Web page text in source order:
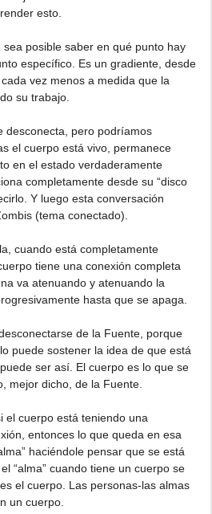
esto.
sea posible saber en qué punto hay
específico. Es un gradiente, desde
vez menos a medida que la
su trabajo.
desconecta, pero podríamos
el cuerpo está vivo, permanece
en el estado verdaderamente
completamente desde su “disco
Y luego esta conversación
(tema conectado).
cuando está completamente
tiene una conexión completa
va atenuando y atenuando la
hasta que se apaga.
de la Fuente, porque
puede sostener la idea de que está
ser así. El cuerpo es lo que se
mejor dicho, de la Fuente.
el cuerpo está teniendo una
entonces lo que queda en esa
haciéndole pensar que se está
“alma” cuando tiene un cuerpo se
el cuerpo. Las personas-las almas
un cuerpo.